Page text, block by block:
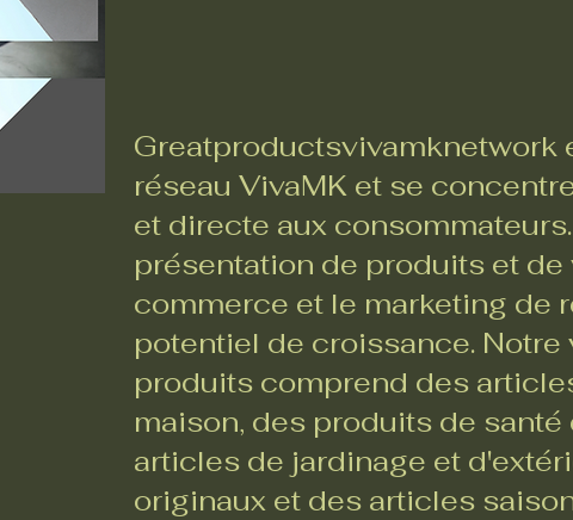
Greatproductsvivamknetwork
réseau VivaMK et se
et directe aux
présentation de produits et de
commerce et le marketing de
potentiel de croissance. Notre
produits comprend des
maison, des produits de santé
articles de jardinage et
originaux et des articles